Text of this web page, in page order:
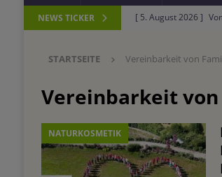
NEWS TICKER [ 5. August 2026 ]
Einkauf
[ 3. August 2026 ]
[ 29. Juli 2026 ]
Erforschung
STARTSEITE Vereinbarkeit von
Vereinbarkeit von
NATURKOSMETIK